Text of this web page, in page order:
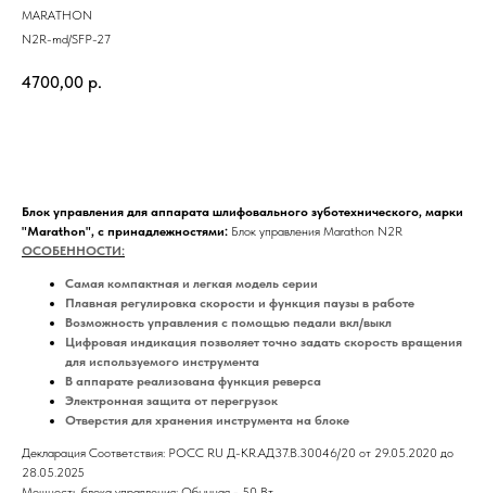
MARATHON
N2R-md/SFP-27
4700,00 р.
Блок управления для аппарата шлифовального зуботехнического, марки
"Marathon", с принадлежностями: Блок управления Marathon N2R
ОСОБЕННОСТИ:
Самая компактная и легкая модель серии
Плавная регулировка скорости и функция паузы в работе
Возможность управления с помощью педали вкл/выкл
Цифровая индикация позволяет точно задать скорость вращения
для используемого инструмента
В аппарате реализована функция реверса
Электронная защита от перегрузок
Отверстия для хранения инструмента на блоке
Декларация Соответствия: РОСС RU Д-KR.АД37.В.30046/20 от 29.05.2020 до
28.05.2025